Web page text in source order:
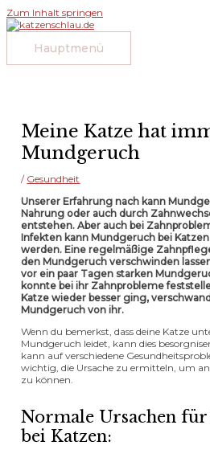
Zum Inhalt springen
Hauptmenü
Meine Katze hat
Mundgeruch
/ Gesundheit
Unserer Erfahrung nach kann
Nahrung oder auch durch
entstehen. Aber auch bei
Infekten kann Mundgeruch bei
werden. Eine regelmäßige
den Mundgeruch verschwinden
vor ein paar Tagen starken
konnte bei ihr Zahnprobleme
Katze wieder besser ging,
Mundgeruch von ihr.
Wenn du bemerkst, dass deine Katze
Mundgeruch leidet, kann dies
kann auf verschiedene
wichtig, die Ursache zu ermitteln, um
zu können.
Normale Ursachen
bei Katzen: